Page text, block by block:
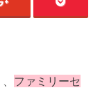
ファミリーセ